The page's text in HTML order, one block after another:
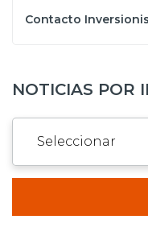
Contacto
NOTICIAS POR